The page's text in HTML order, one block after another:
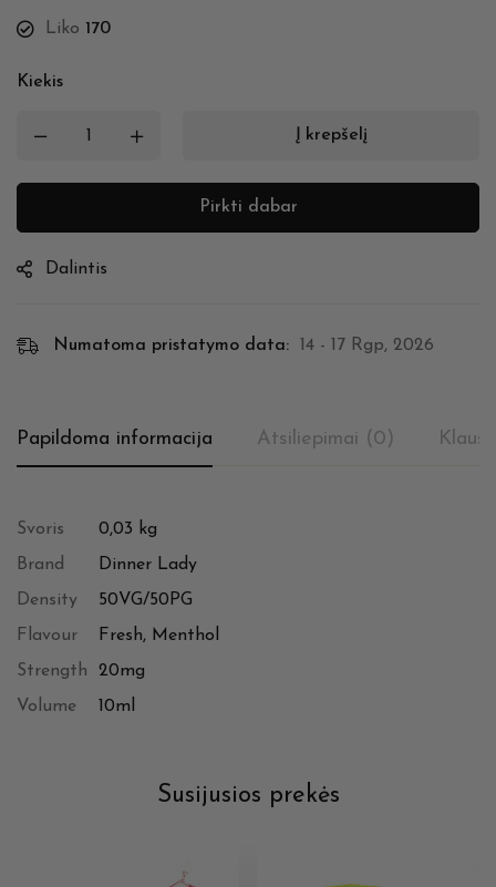
Liko 170
Kiekis
Į krepšelį
Pirkti dabar
Dalintis
Numatoma pristatymo data: 14 - 17 Rgp, 2026
Papildoma informacija Atsiliepimai (0)
Svoris
0,03 kg
Brand
Dinner Lady
Density
50VG/50PG
Flavour
Fresh, Menthol
Strength
20mg
Volume
10ml
Susijusios prekės